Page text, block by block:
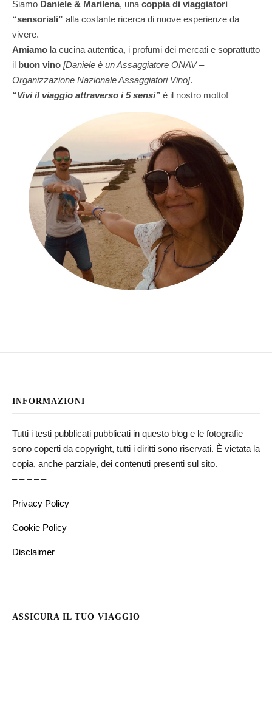
Siamo Daniele & Marilena, una coppia di viaggiatori
“sensoriali” alla costante ricerca di nuove esperienze da
vivere.
Amiamo la cucina autentica, i profumi dei mercati e soprattutto
il buon vino [Daniele è un Assaggiatore ONAV –
Organizzazione Nazionale Assaggiatori Vino].
“Vivi il viaggio attraverso i 5 sensi” è il nostro motto!
INFORMAZIONI
Tutti i testi pubblicati pubblicati in questo blog e le fotografie
sono coperti da copyright, tutti i diritti sono riservati. È vietata la
copia, anche parziale, dei contenuti presenti sul sito.
– – – – –
Privacy Policy
Cookie Policy
Disclaimer
ASSICURA IL TUO VIAGGIO